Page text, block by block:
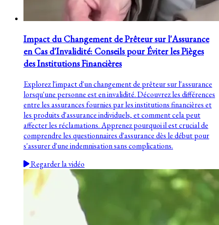
Impact du Changement de Prêteur sur l'Assurance
en Cas d'Invalidité: Conseils pour Éviter les Pièges
des Institutions Financières
Explorez l'impact d'un changement de prêteur sur l'assurance
lorsqu'une personne est en invalidité. Découvrez les différences
entre les assurances fournies par les institutions financières et
les produits d'assurance individuels, et comment cela peut
affecter les réclamations. Apprenez pourquoi il est crucial de
comprendre les questionnaires d'assurance dès le début pour
s'assurer d'une indemnisation sans complications.
Regarder la vidéo